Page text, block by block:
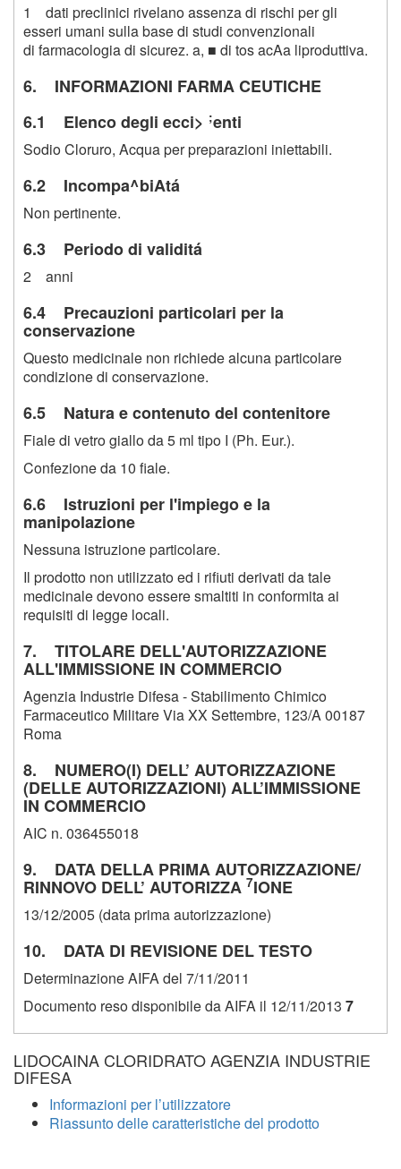
1 dati preclinici rivelano assenza di rischi per gli
esseri umani sulla base di studi convenzionali
di farmacologia di sicurez. a, ■ di tos acAa liproduttiva.
6. INFORMAZIONI FARMA CEUTICHE
6.1 Elenco degli ecci> ;enti
Sodio Cloruro, Acqua per preparazioni iniettabili.
6.2 Incompa^biAtá
Non pertinente.
6.3 Periodo di validitá
2 anni
6.4 Precauzioni particolari per la
conservazione
Questo medicinale non richiede alcuna particolare
condizione di conservazione.
6.5 Natura e contenuto del contenitore
Fiale di vetro giallo da 5 ml tipo I (Ph. Eur.).
Confezione da 10 fiale.
6.6 Istruzioni per l'impiego e la
manipolazione
Nessuna istruzione particolare.
Il prodotto non utilizzato ed i rifiuti derivati da tale
medicinale devono essere smaltiti in conformita ai
requisiti di legge locali.
7. TITOLARE DELL'AUTORIZZAZIONE
ALL'IMMISSIONE IN COMMERCIO
Agenzia Industrie Difesa - Stabilimento Chimico
Farmaceutico Militare Via XX Settembre, 123/A 00187
Roma
8. NUMERO(I) DELL’ AUTORIZZAZIONE
(DELLE AUTORIZZAZIONI) ALL’IMMISSIONE
IN COMMERCIO
AIC n. 036455018
9. DATA DELLA PRIMA AUTORIZZAZIONE/
RINNOVO DELL’ AUTORIZZA 7IONE
13/12/2005 (data prima autorizzazione)
10. DATA DI REVISIONE DEL TESTO
Determinazione AIFA del 7/11/2011
Documento reso disponibile da AIFA il 12/11/2013 7
LIDOCAINA CLORIDRATO AGENZIA INDUSTRIE
DIFESA
Informazioni per l’utilizzatore
Riassunto delle caratteristiche del prodotto